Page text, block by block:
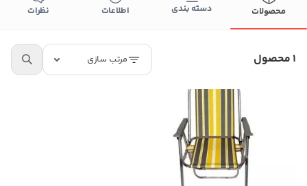
محصولات دسته بندی اطلاعات نظرات
1 محصول مرتب سازیتولیدی صندلی مسافرتی سپنتا
راه های دیگر ارتباطی